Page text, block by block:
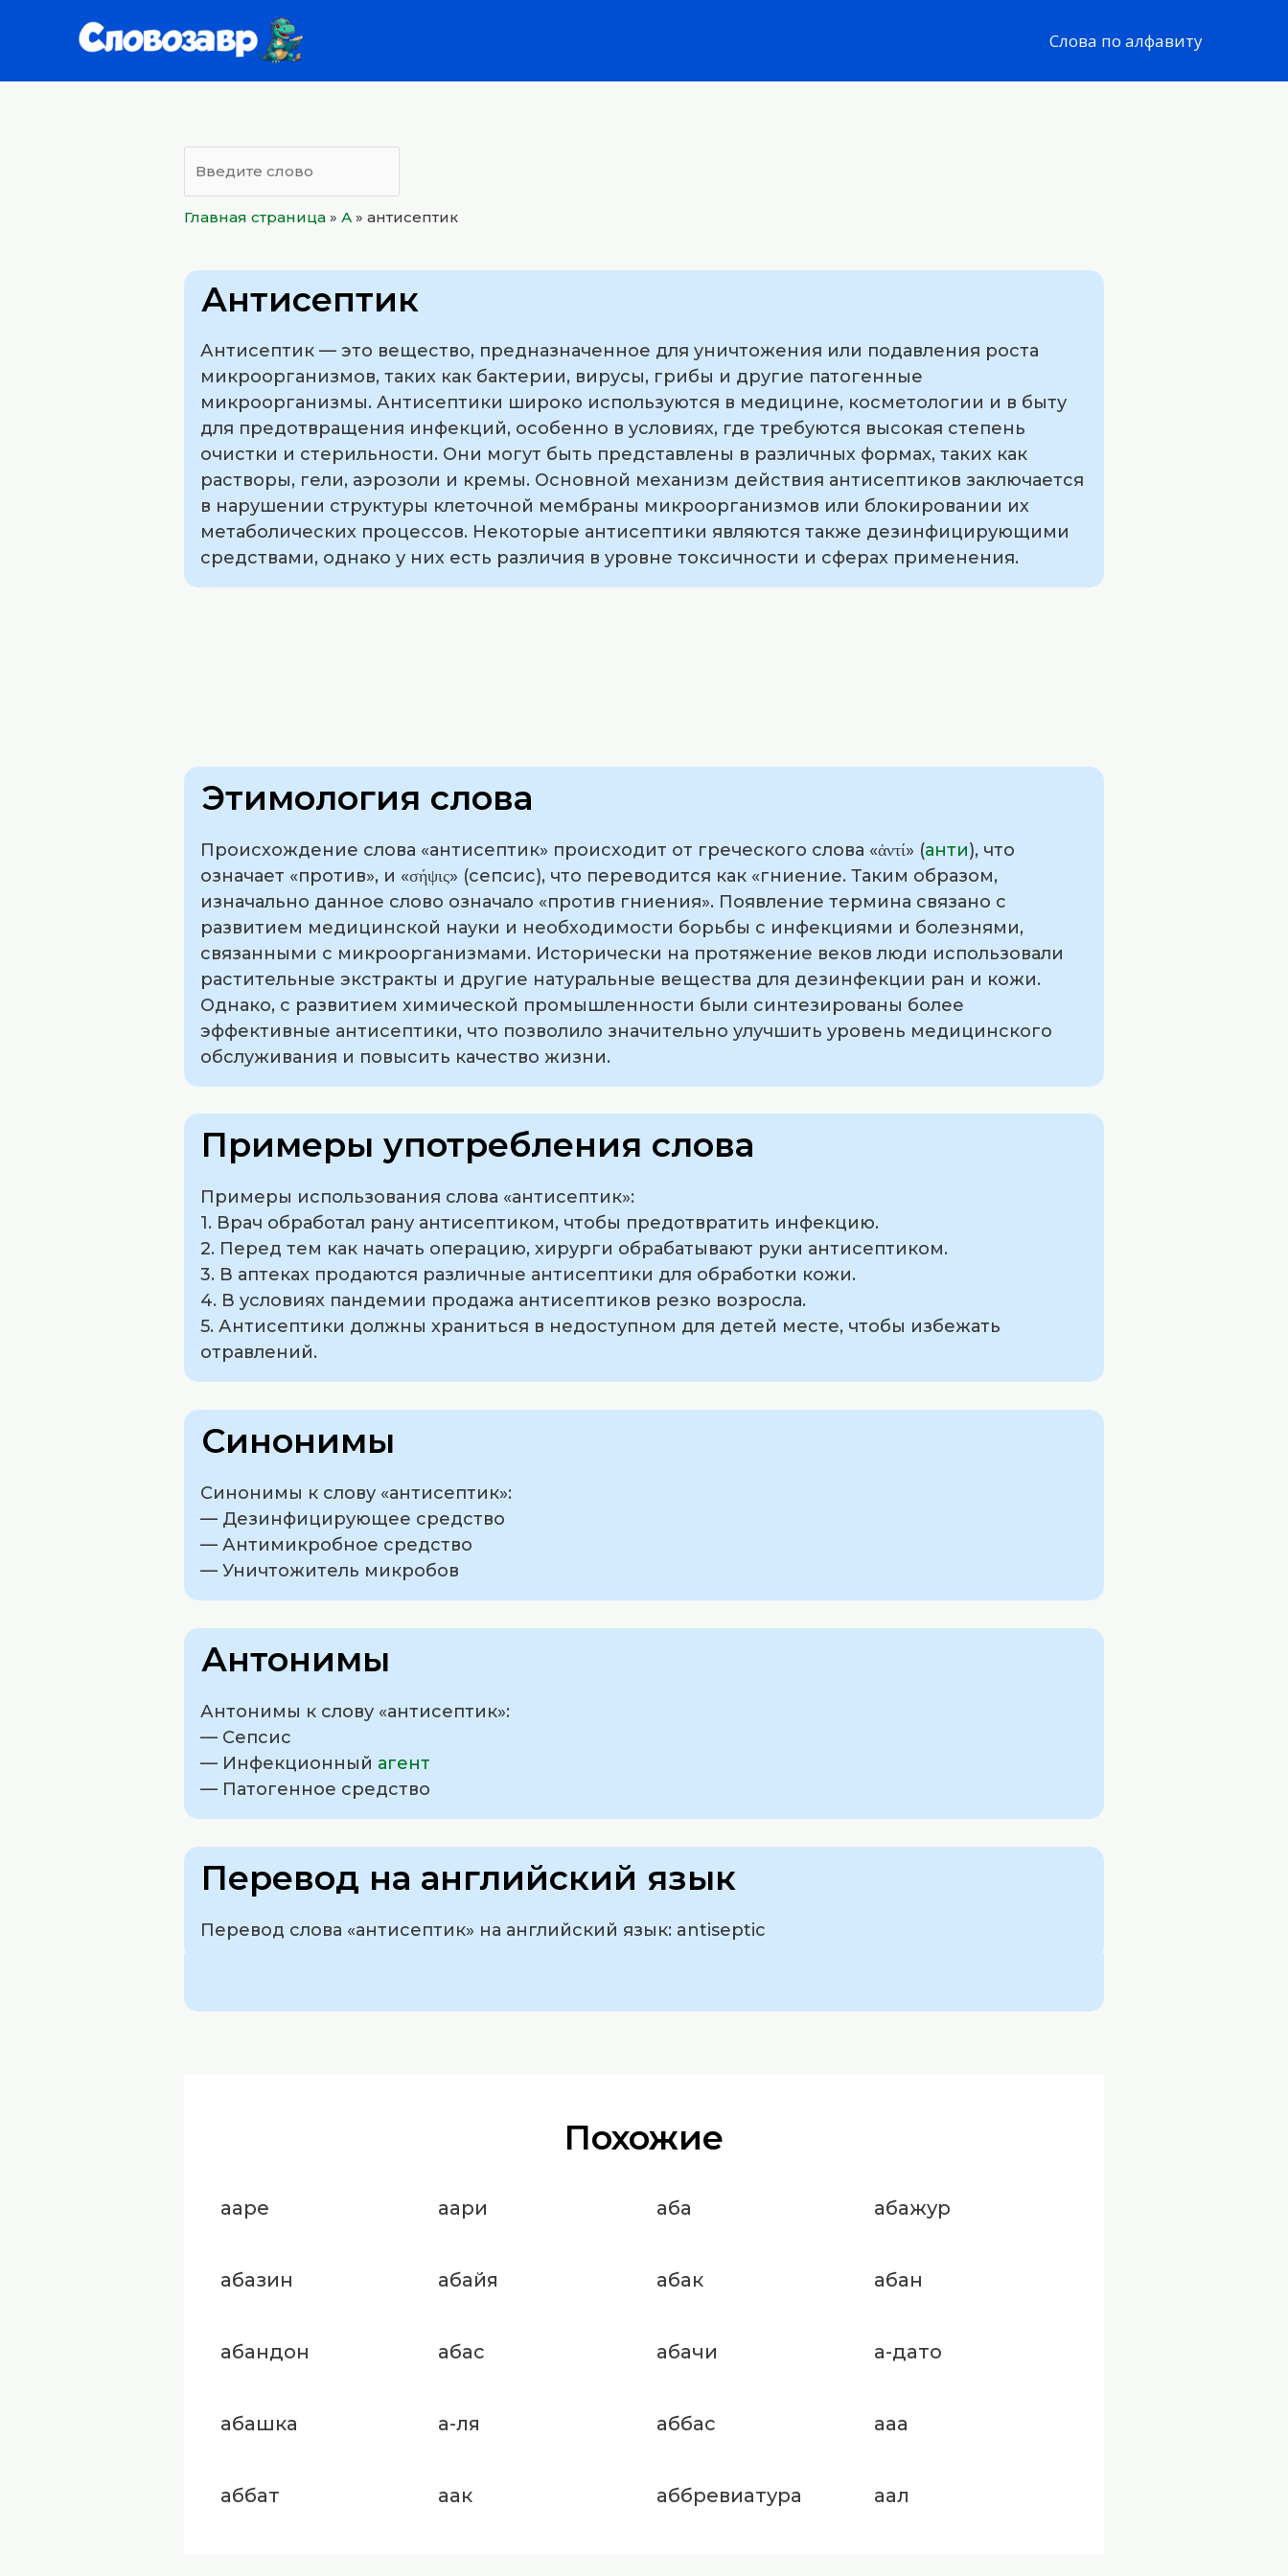
Слова по алфавиту
Главная страница » А » антисептик
Антисептик
Антисептик — это вещество, предназначенное для уничтожения или подавления роста
микроорганизмов, таких как бактерии, вирусы, грибы и другие патогенные
микроорганизмы. Антисептики широко используются в медицине, косметологии и в быту
для предотвращения инфекций, особенно в условиях, где требуются высокая степень
очистки и стерильности. Они могут быть представлены в различных формах, таких как
растворы, гели, аэрозоли и кремы. Основной механизм действия антисептиков заключается
в нарушении структуры клеточной мембраны микроорганизмов или блокировании их
метаболических процессов. Некоторые антисептики являются также дезинфицирующими
средствами, однако у них есть различия в уровне токсичности и сферах применения.
Этимология слова
Происхождение слова «антисептик» происходит от греческого слова «ἀντί» (анти), что
означает «против», и «σήψις» (сепсис), что переводится как «гниение. Таким образом,
изначально данное слово означало «против гниения». Появление термина связано с
развитием медицинской науки и необходимости борьбы с инфекциями и болезнями,
связанными с микроорганизмами. Исторически на протяжение веков люди использовали
растительные экстракты и другие натуральные вещества для дезинфекции ран и кожи.
Однако, с развитием химической промышленности были синтезированы более
эффективные антисептики, что позволило значительно улучшить уровень медицинского
обслуживания и повысить качество жизни.
Примеры употребления слова
Примеры использования слова «антисептик»:
1. Врач обработал рану антисептиком, чтобы предотвратить инфекцию.
2. Перед тем как начать операцию, хирурги обрабатывают руки антисептиком.
3. В аптеках продаются различные антисептики для обработки кожи.
4. В условиях пандемии продажа антисептиков резко возросла.
5. Антисептики должны храниться в недоступном для детей месте, чтобы избежать
отравлений.
Синонимы
Синонимы к слову «антисептик»:
— Дезинфицирующее средство
— Антимикробное средство
— Уничтожитель микробов
Антонимы
Антонимы к слову «антисептик»:
— Сепсис
— Инфекционный агент
— Патогенное средство
Перевод на английский язык
Перевод слова «антисептик» на английский язык: antiseptic
Похожие
ааре аари аба абажур
абазин абайя абак абан
абандон абас абачи а-дато
абашка а-ля аббас ааа
аббат аак аббревиатура аал